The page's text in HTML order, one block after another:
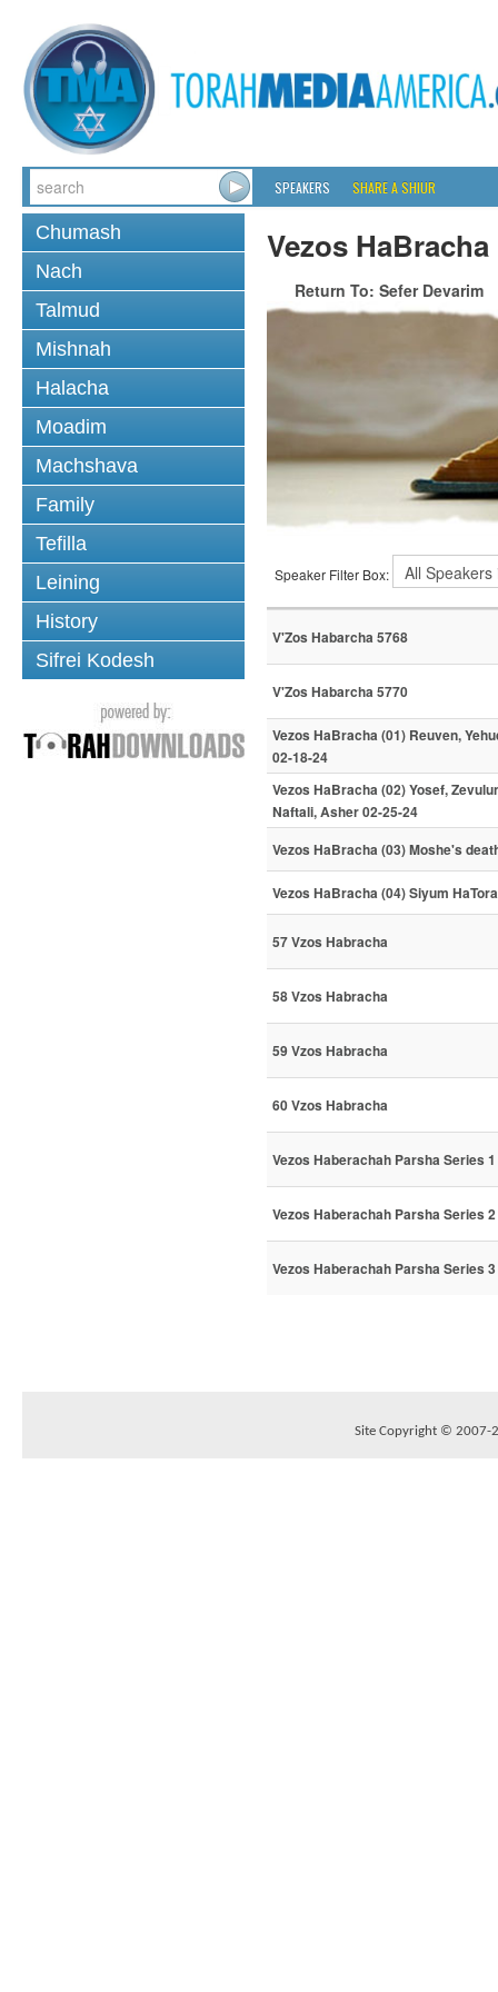
SPEAKERS SHARE A SHIUR
Chumash
Nach
Talmud
Mishnah
Halacha
Moadim
Machshava
Family
Tefilla
Leining
History
Sifrei Kodesh
Vezos HaBracha
Return To: Sefer Devarim
Speaker Filter Box:
V'Zos Habarcha 5768
V'Zos Habarcha 5770
Vezos HaBracha (01) Reuven,
02-18-24
Vezos HaBracha (02) Yosef,
Naftali, Asher 02-25-24
Vezos HaBracha (03) Moshe's
Vezos HaBracha (04) Siyum
57 Vzos Habracha
58 Vzos Habracha
59 Vzos Habracha
60 Vzos Habracha
Vezos Haberachah Parsha Series 1
Vezos Haberachah Parsha Series 2
Vezos Haberachah Parsha Series 3
Site Copyright © 2007-